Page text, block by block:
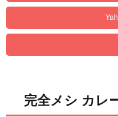
完全メシ カレ